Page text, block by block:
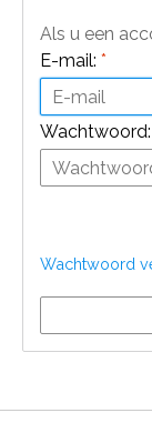
Als u een
E-mail: *
Wachtwoord:
Wachtwoord